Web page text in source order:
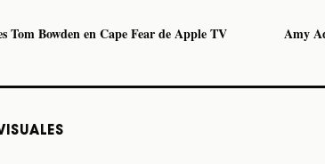
Tom Bowden en Cape Fear de Apple TV Amy